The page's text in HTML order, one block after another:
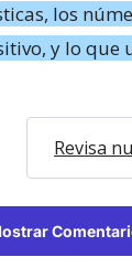
los
y lo
Revisa